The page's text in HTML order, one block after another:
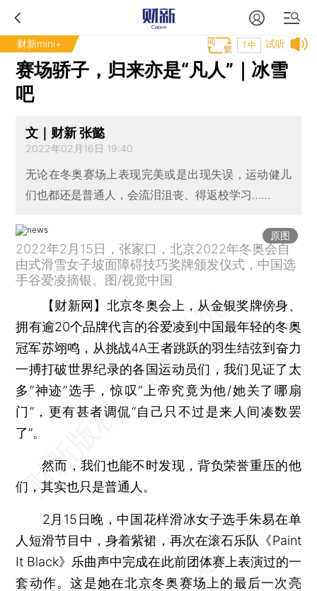
财新mini+ 试听
T中
赛场骄子，归来亦是“凡人”｜冰雪
吧
文｜财新 张懿
2022年02月16日 19:40
无论在冬奥赛场上表现完美或是出现失误，运动健儿
们也都还是普通人，会流泪沮丧、得返校学习……
原图
2022年2月15日，张家口，北京2022年冬奥会自
由式滑雪女子坡面障碍技巧奖牌颁发仪式，中国选
手谷爱凌摘银。图/视觉中国
【财新网】 北京冬奥会上，从金银奖牌傍身、
拥有逾20个品牌代言的谷爱凌到中国最年轻的冬奥
冠军苏翊鸣，从挑战4A王者跳跃的羽生结弦到奋力
一搏打破世界纪录的各国运动员们，我们见证了太
多“神迹”选手，惊叹“上帝究竟为他/她关了哪扇
门”，更有甚者调侃“自己只不过是来人间凑数罢
了”。
然而，我们也能不时发现，背负荣誉重压的他
们，其实也只是普通人。
2月15日晚，中国花样滑冰女子选手朱易在单
人短滑节目中，身着紫裙，再次在滚石乐队《Paint
It Black》乐曲声中完成在此前团体赛上表演过的一
套动作。这是她在北京冬奥赛场上的最后一次亮